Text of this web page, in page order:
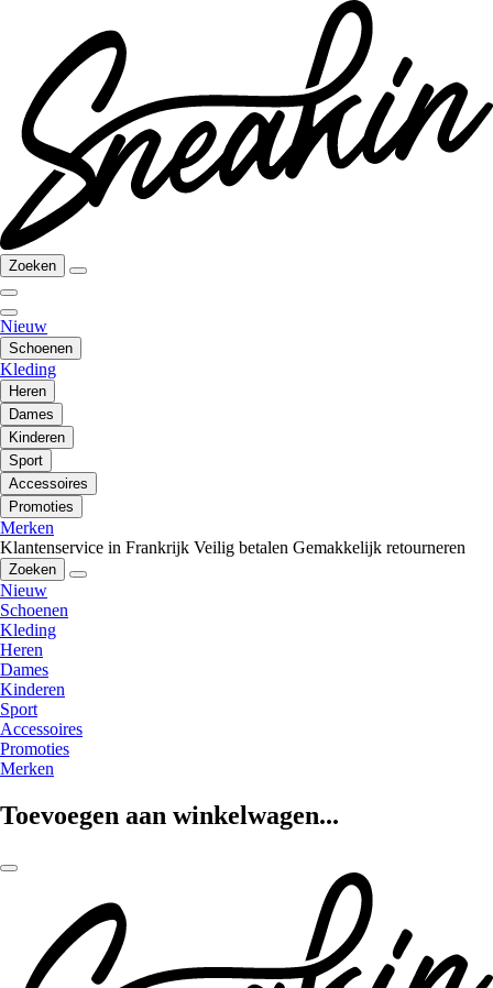
Zoeken
Nieuw
Schoenen
Kleding
Heren
Dames
Kinderen
Sport
Accessoires
Promoties
Merken
Klantenservice in Frankrijk Veilig betalen Gemakkelijk retourneren
Zoeken
Nieuw
Schoenen
Kleding
Heren
Dames
Kinderen
Sport
Accessoires
Promoties
Merken
Toevoegen aan winkelwagen...